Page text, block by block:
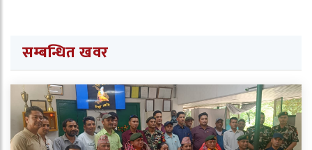
सम्बन्धित खवर